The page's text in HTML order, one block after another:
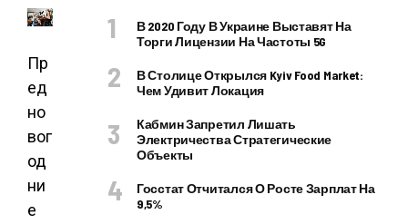
Пр
ед
но
вог
од
ни
е
В 2020 Году В Украине Выставят На
Торги Лицензии На Частоты 5G
В Столице Открылся Kyiv Food Market:
Чем Удивит Локация
Кабмин Запретил Лишать
Электричества Стратегические
Объекты
Госстат Отчитался О Росте Зарплат На
9,5%